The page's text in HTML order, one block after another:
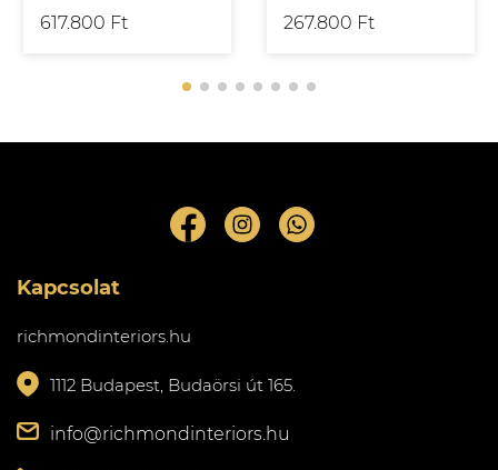
617.800 Ft 267.800 Ft
Kapcsolat
richmondinteriors.hu
1112 Budapest, Budaörsi út 165.
info@richmondinteriors.hu